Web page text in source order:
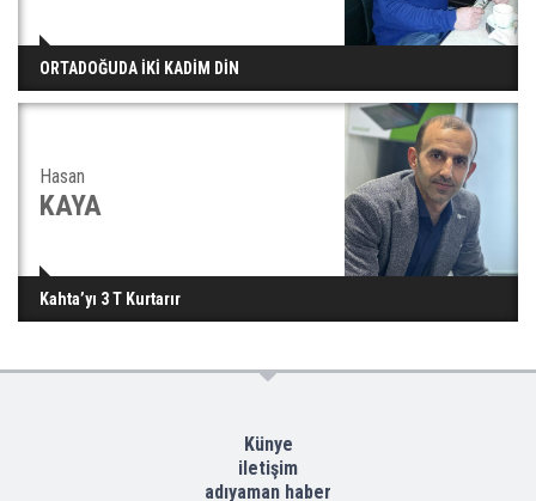
ORTADOĞUDA İKİ KADİM DİN
Hasan
KAYA
Kahta’yı 3 T Kurtarır
Künye
iletişim
adıyaman haber